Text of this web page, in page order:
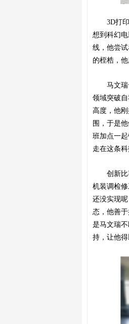
3D打
想到科幻
线 ， 他尝
的桎梏，
马文瑞
领域突破自
高度， 他刚
围，于是他
班加点一起
走在这条
创新
机装调检
还没实现
态，他善于
是马文瑞不
持，让他